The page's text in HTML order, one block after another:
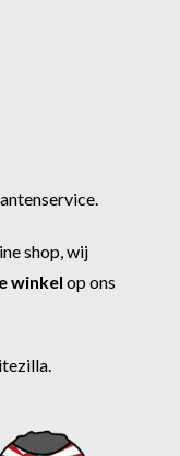
.
shop, wij
winkel op ons
.